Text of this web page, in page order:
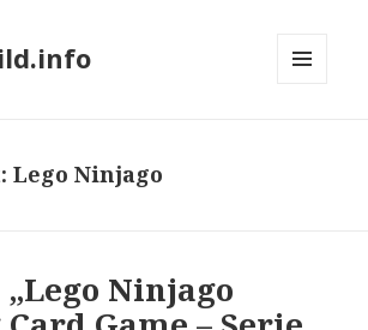
Lego Ninjago
Ninjago